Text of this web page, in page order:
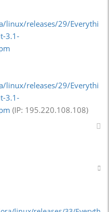
releases/29/Everythi
3.1-
releases/29/Everythi
3.1-
(IP: 195.220.108.108)